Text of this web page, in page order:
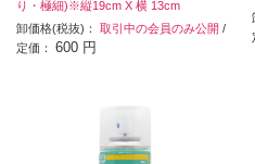
り・極細)※縦19cm X 横 13cm
卸価格(税抜)： 取引中の会員のみ公開 /
定価： 600 円